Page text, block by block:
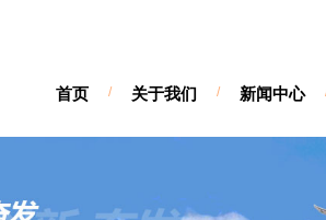
首页 / 关于我们 / 新闻中心